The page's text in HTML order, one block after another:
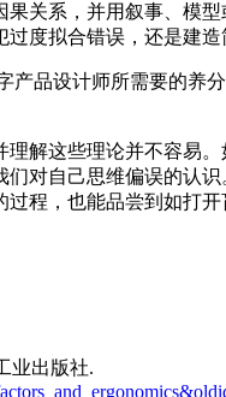
关系，并用叙事、模
度拟合错误，还是建造
品设计师所需要的养
解这些理论并不容易
对自己思维偏误的认
程，也能品尝到如打
业出版社.